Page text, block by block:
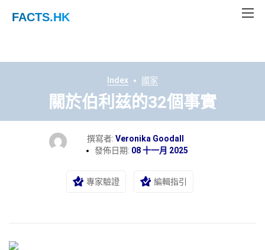
FACTS.HK
Index 國家
關於伯利兹的32個事實
撰寫者: Veronika Goodall
發佈日期: 08 十一月 2025
專家驗證 編輯指引